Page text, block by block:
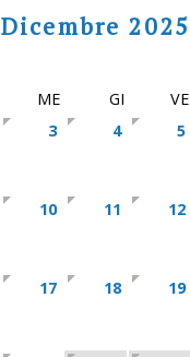
Dicembre 2025
ME GI VE
3 4 5
10 11 12
17 18 19